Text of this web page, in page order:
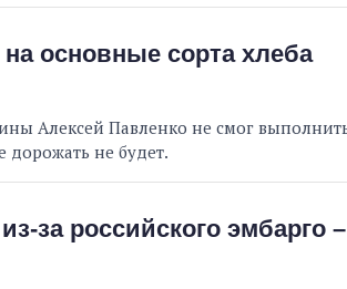
основные сорта хлеба
Алексей Павленко не смог
дорожать не будет.
за российского эмбарго –